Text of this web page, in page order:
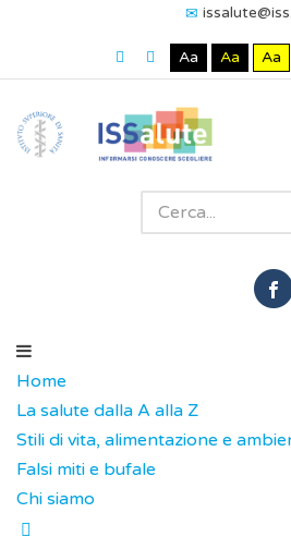
Aa Aa Aa
Home
La salute dalla A alla Z
Stili di vita, alimentazione e
Falsi miti e bufale
Chi siamo